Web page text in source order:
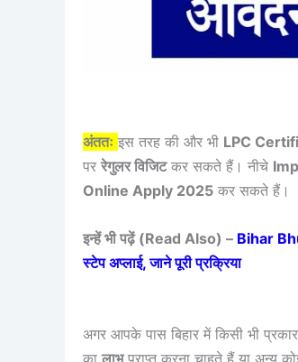
अंततः इस तरह की और भी LPC
पर रेगुलर विजिटकर सकते हैं। नीचे
Online Apply 2025 कर सकते हैं।
इन्हें भी पढ़ें (Read Also) – Bihar
स्टेप अप्लाई, जाने पूरी प्रक्रिया
अगर आपके पास बिहार में किसी भी